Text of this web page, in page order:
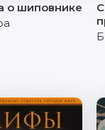
о шиповнике